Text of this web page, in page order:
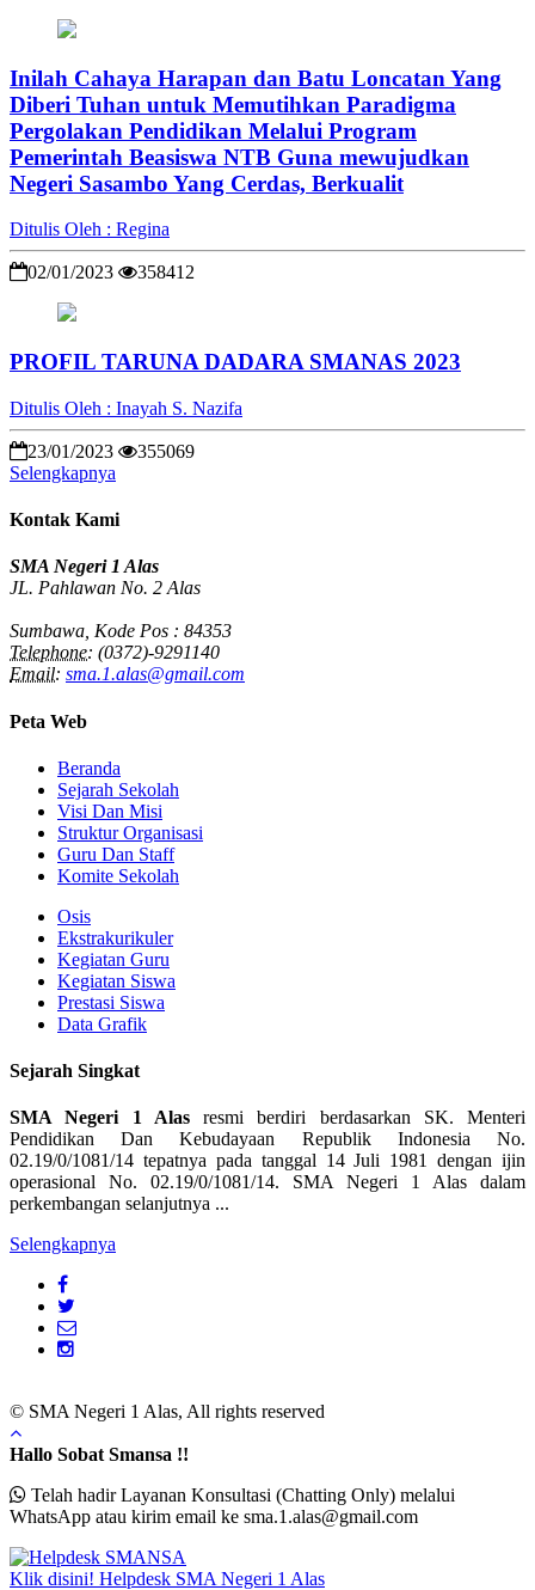
Inilah Cahaya Harapan dan Batu Loncatan Yang
Diberi Tuhan untuk Memutihkan Paradigma
Pergolakan Pendidikan Melalui Program
Pemerintah Beasiswa NTB Guna mewujudkan
Negeri Sasambo Yang Cerdas, Berkualit
Ditulis Oleh : Regina
02/01/2023 358412
PROFIL TARUNA DADARA SMANAS 2023
Ditulis Oleh : Inayah S. Nazifa
23/01/2023
355069
Selengkapnya
Kontak Kami
SMA Negeri 1 Alas
JL. Pahlawan No. 2 Alas
Sumbawa, Kode Pos : 84353
Telephone: (0372)-9291140
Email: sma.1.alas@gmail.com
Peta Web
Beranda
Sejarah Sekolah
Visi Dan Misi
Struktur Organisasi
Guru Dan Staff
Komite Sekolah
Osis
Ekstrakurikuler
Kegiatan Guru
Kegiatan Siswa
Prestasi Siswa
Data Grafik
Sejarah Singkat
SMA Negeri 1 Alasresmi berdiri berdasarkan SK. Menteri
Pendidikan Dan Kebudayaan Republik Indonesia No.
02.19/0/1081/14 tepatnya pada tanggal 14 Juli 1981 dengan ijin
operasional No. 02.19/0/1081/14. SMA Negeri 1 Alas dalam
perkembangan selanjutnya ...
Selengkapnya
© SMA Negeri 1 Alas, All rights reserved
Hallo Sobat Smansa !!
Telah hadir Layanan Konsultasi (Chatting Only) melalui
WhatsApp atau kirim email ke sma.1.alas@gmail.com
Klik disini! Helpdesk SMA Negeri 1 Alas